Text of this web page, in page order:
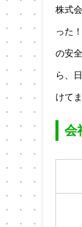
株式
った
の安
ら、
けて
会